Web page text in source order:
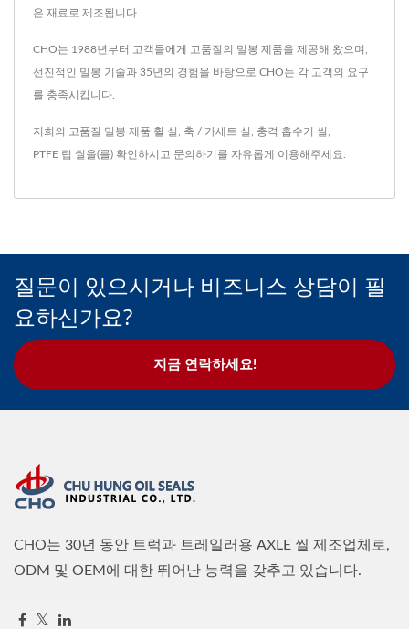
은 재료로 제조됩니다.
CHO는 1988년부터 고객들에게 고품질의 밀봉 제품을 제공해 왔으며,
선진적인 밀봉 기술과 35년의 경험을 바탕으로 CHO는 각 고객의 요구
를 충족시킵니다.
저희의 고품질 밀봉 제품 휠 실 축 / 카세트 실 충격 흡수기 씰
PTFE 립 씰 을(를) 확인하시고 문의하기 를 자유롭게 이용해주세요.
질문이 있으시거나 비즈니스 상담이 필
요하신가요?
지금 연락하세요!
CHO는 30년 동안 트럭과 트레일러용 AXLE 씰 제조업체로,
ODM 및 OEM에 대한 뛰어난 능력을 갖추고 있습니다.